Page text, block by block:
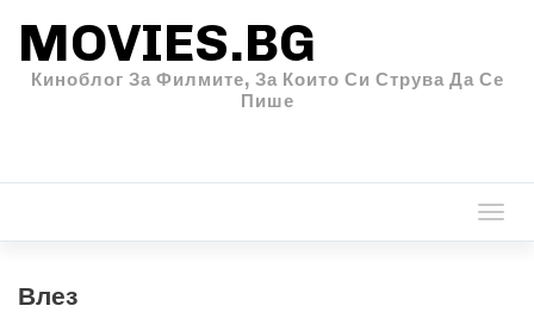
MOVIES.BG
Киноблог За Филмите, За Които Си Струва Да Се
Пише
Влез